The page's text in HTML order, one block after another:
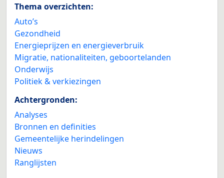
Thema overzichten:
Auto’s
Gezondheid
Energieprijzen en energieverbruik
Migratie, nationaliteiten, geboortelanden
Onderwijs
Politiek & verkiezingen
Achtergronden:
Analyses
Bronnen en definities
Gemeentelijke herindelingen
Nieuws
Ranglijsten